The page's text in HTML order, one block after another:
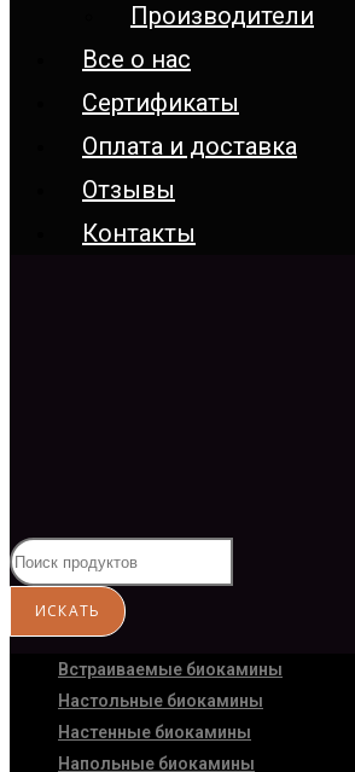
Производители
Все о нас
Сертификаты
Оплата и доставка
Отзывы
Контакты
Встраиваемые биокамины
Настoльные биокамины
Настенные биокамины
Напольные биокамины